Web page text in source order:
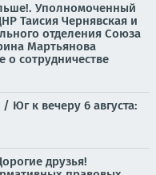
Уполномоченный
Таисия Чернявская и
отделения Союза
Мартьянова
о сотрудничестве
Юг к вечеру 6 августа:
друзья!